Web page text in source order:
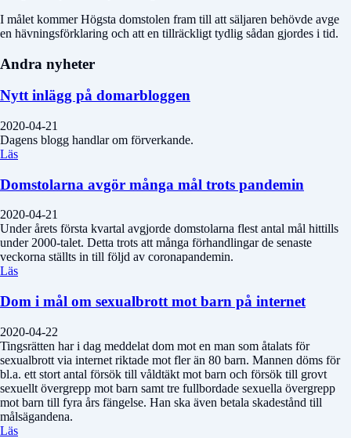
I målet kommer Högsta domstolen fram till att säljaren behövde avge
en hävningsförklaring och att en tillräckligt tydlig sådan gjordes i tid.
Andra nyheter
Nytt inlägg på domarbloggen
2020-04-21
Dagens blogg handlar om förverkande.
Läs
Domstolarna avgör många mål trots pandemin
2020-04-21
Under årets första kvartal avgjorde domstolarna flest antal mål hittills
under 2000-talet. Detta trots att många förhandlingar de senaste
veckorna ställts in till följd av coronapandemin.
Läs
Dom i mål om sexualbrott mot barn på internet
2020-04-22
Tingsrätten har i dag meddelat dom mot en man som åtalats för
sexualbrott via internet riktade mot fler än 80 barn. Mannen döms för
bl.a. ett stort antal försök till våldtäkt mot barn och försök till grovt
sexuellt övergrepp mot barn samt tre fullbordade sexuella övergrepp
mot barn till fyra års fängelse. Han ska även betala skadestånd till
målsägandena.
Läs